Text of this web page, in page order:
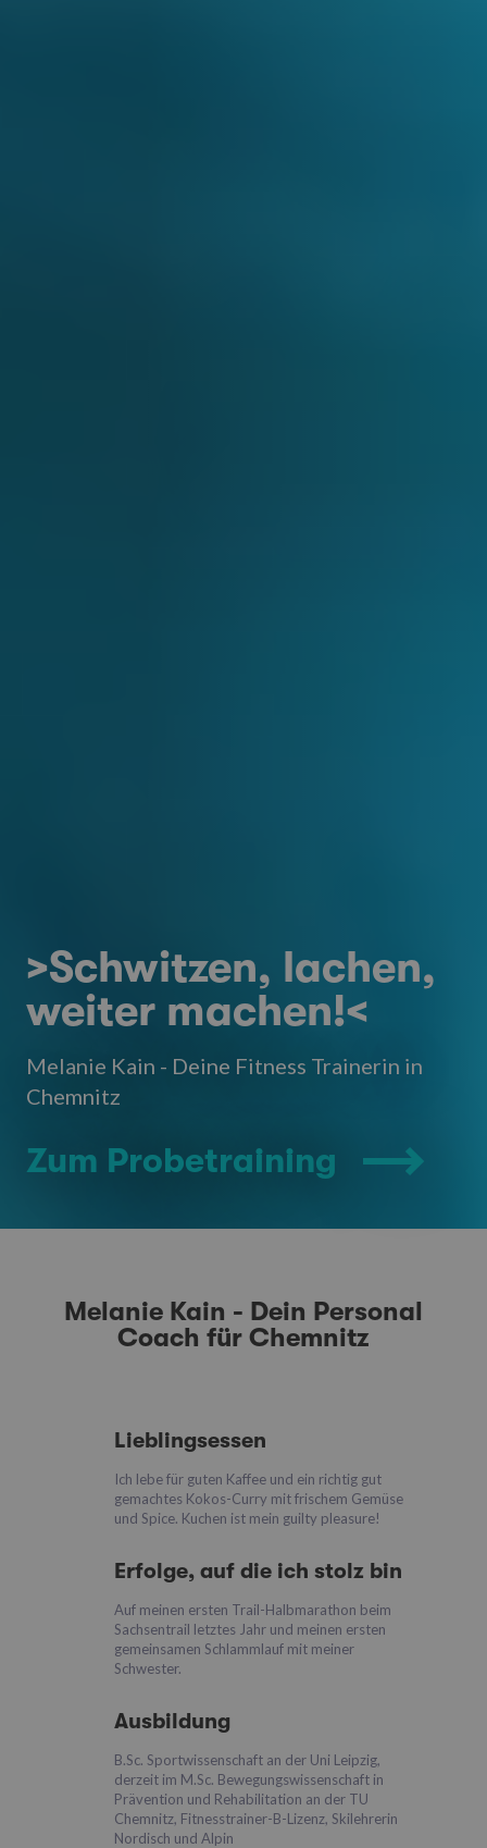
>Schwitzen, lachen,
weiter machen!<
Melanie Kain - Deine Fitness Trainerin in
Chemnitz
Zum Probetraining
Melanie Kain - Dein Personal
Coach für Chemnitz
Lieblingsessen
Ich lebe für guten Kaffee und ein richtig gut
gemachtes Kokos-Curry mit frischem Gemüse
und Spice. Kuchen ist mein guilty pleasure!
Erfolge, auf die ich stolz bin
Auf meinen ersten Trail-Halbmarathon beim
Sachsentrail letztes Jahr und meinen ersten
gemeinsamen Schlammlauf mit meiner
Schwester.
Ausbildung
B.Sc. Sportwissenschaft an der Uni Leipzig,
derzeit im M.Sc. Bewegungswissenschaft in
Prävention und Rehabilitation an der TU
Chemnitz, Fitnesstrainer-B-Lizenz, Skilehrerin
Nordisch und Alpin